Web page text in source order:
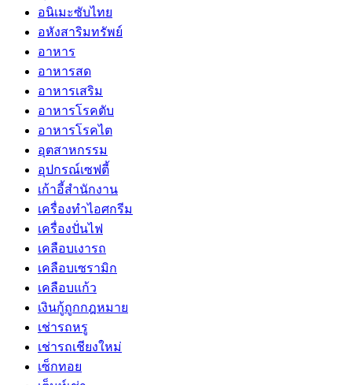
อนิเมะซับไทย
อหังสาริมทรัพย์
อาหาร
อาหารสด
อาหารเสริม
อาหารโรคตับ
อาหารโรคไต
อุตสาหกรรม
อุปกรณ์เซฟตี้
เก้าอี้สำนักงาน
เครื่องทำไอศกรีม
เครื่องปั่นไฟ
เคลือบเงารถ
เคลือบเซรามิก
เคลือบแก้ว
เงินกู้ถูกกฎหมาย
เช่ารถหรู
เช่ารถเชียงใหม่
เซ็กทอย